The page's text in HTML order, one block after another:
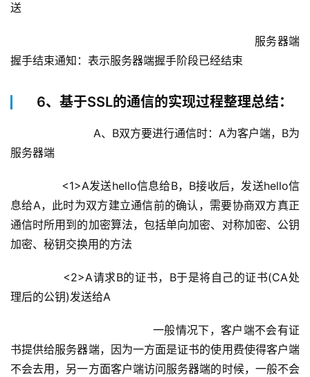
送
握手结束通知：表示服务器端握手阶段已经结束
6、基于SSL的通信的实现过程整理总结：
服务器端
<1>A发送hello信息给B，B接收后，发送hello信
息给A，此时为双方建立通信前的确认，需要协商双方真正
通信时所用到的加密算法，包括单向加密、对称加密、公钥
加密、秘钥交换用的方法
<2>A请求B的证书，B于是将自己的证书(CA处
理后的公钥)发送给A
书提供给服务器端，因为一方面是证书的使用费使得客户端
不会去用，另一方面客户端访问服务器端的时候，一般不会